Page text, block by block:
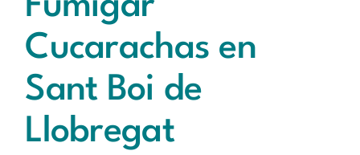
Contacto
BUSCAR:
Cucarachas en
Sant Boi de
Llobregat